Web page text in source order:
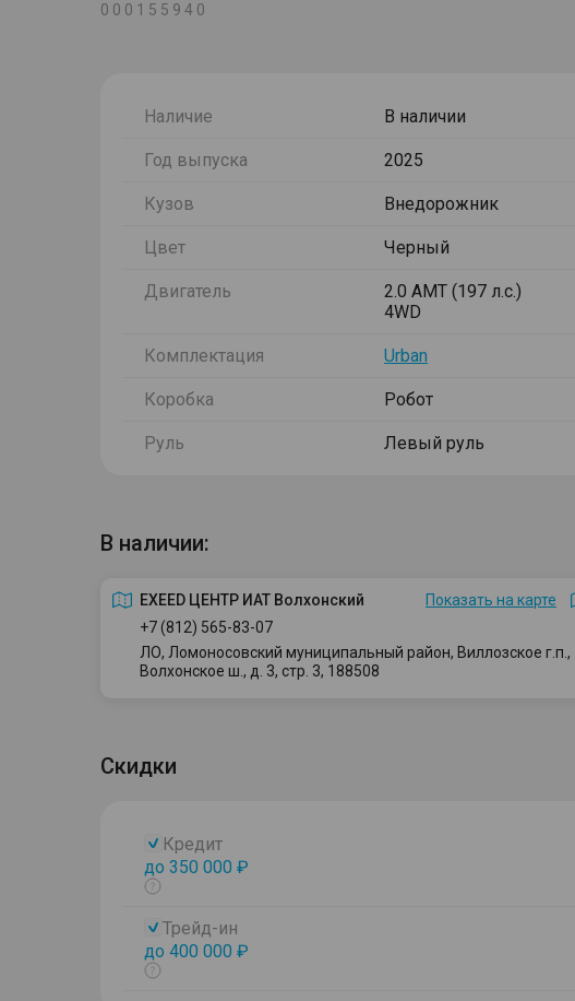
0 0 0 1 5 5 9 4 0
Наличие В наличии
Год выпуска 2025
Кузов Внедорожник
Цвет Черный
Двигатель
2.0 AMT (197 л.с.)
4WD
Комплектация Urban
Коробка Робот
Руль Левый руль
В наличии:
EXEED ЦЕНТР ИАТ Волхонский
Показать на карте
+7 (812) 565-83-07
ЛО, Ломоносовский муниципальный район, Виллозское г.п.,
Волхонское ш., д. 3, стр. 3, 188508
Скидки
Кредит
до 350 000 ₽
Показать
Трейд-ин
до 400 000 ₽
Показать